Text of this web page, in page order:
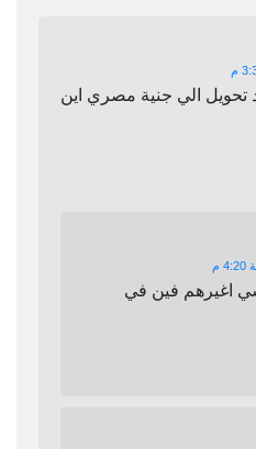
اريد تحويل الي جنية مصري اين
روسي اغيرهم فين في